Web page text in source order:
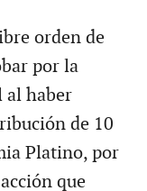
orden de
por la
al haber
de 10
Platino, por
que